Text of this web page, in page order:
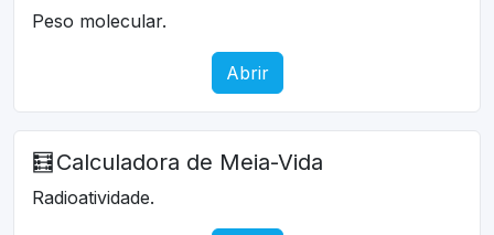
Peso molecular.
Abrir
🧮 Calculadora de Meia-Vida
Radioatividade.